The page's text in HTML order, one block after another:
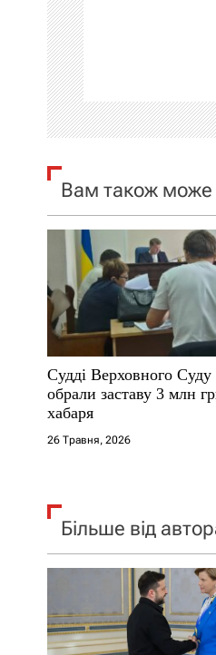
а
ц
і
я
з
а
и
с
і
в
Вам також може
Судді Верховного Суду
обрали заставу 3 млн
хабаря
26 Травня, 2026
Більше від